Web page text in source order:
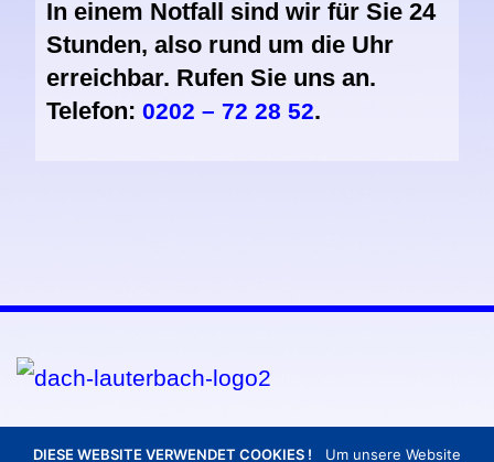
In einem Notfall sind wir für Sie 24
Stunden, also rund um die Uhr
erreichbar. Rufen Sie uns an.
Telefon:0202 – 72 28 52.
KONTAKTDATEN
DIESE WEBSITE VERWENDET COOKIES ! Um unsere Website